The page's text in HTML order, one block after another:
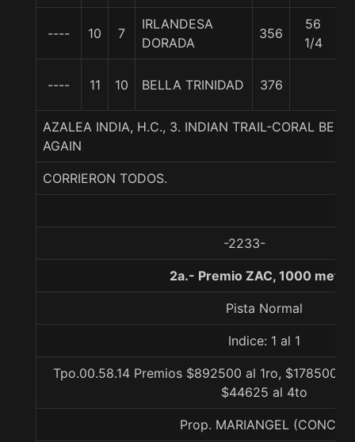
---- 10 7
IRLANDESA
DORADA
356
56
1/4
---- 11 10 BELLA TRINIDAD 376
AZALEA INDIA, H.C., 3. INDIAN TRAIL-CORAL
AGAIN
CORRIERON TODOS.
-2233-
2a.- Premio ZAC, 1000
Pista Normal
Indice: 1 al 1
Tpo.00.58.14 Premios $892500 al 1ro, $178500
$44625 al 4to
Prop. MARIANGEL (CONCE)